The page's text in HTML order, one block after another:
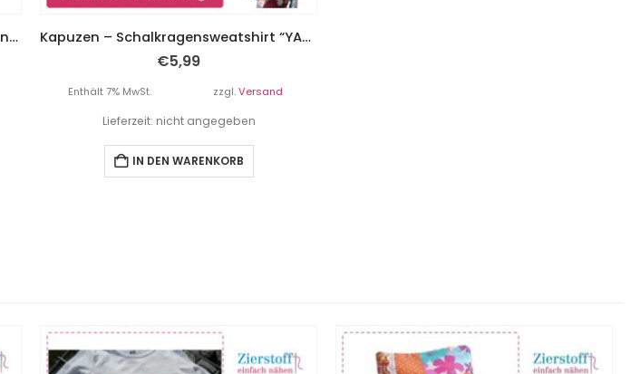
Sweatshirt “HEDI”, Gr. 110 – 152 – mit und ohne Kapuze möglich Kapuzen – Schalkragensweatshirt “YANN”, Gr. 62 – 104
€5,99
Enthält 7% MwSt. zzgl.Versand
Lieferzeit: nicht angegeben
IN DEN WARENKORB